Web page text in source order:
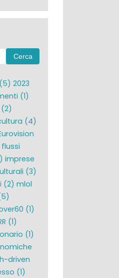
(5) 2023
(1)
(2)
(4)
flussi
imprese
(3)
(2) mlol
(1)
(1)
(1)
driven
(1)